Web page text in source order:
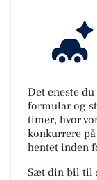
Det eneste
formular og
timer, hvor
konkurrere
hentet inden
Sæt din bil til